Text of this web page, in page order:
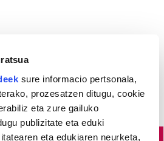
sure informacio pertsonala,
prozesatzen ditugu, cookie
eta zure gailuko
publizitate eta eduki
eta edukiaren neurketa,